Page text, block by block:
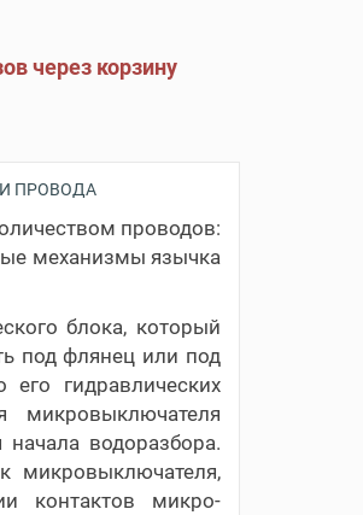
через корзину
ПРОВОДА
проводов:
механизмы язычка
блока, который
под флянец или под
гидравлических
водоразбора.
микровыключателя,
контактов микро-